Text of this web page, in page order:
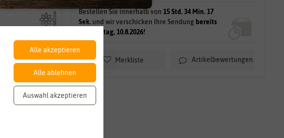
Bestellen Sie innerhalb von 15 Std. 34 Min. 15
Sek. und wir verschicken Ihre Sendung bereits
am Montag, 10.8.2026!
Merkliste Artikelbewertungen
Alle akzeptieren
Alle ablehnen
Auswahl akzeptieren